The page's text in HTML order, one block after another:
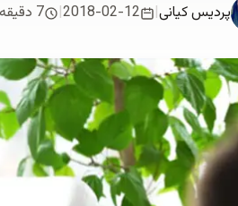
پردیس کیانی|
2018-02-12
| 7 دقیقه مطالعه